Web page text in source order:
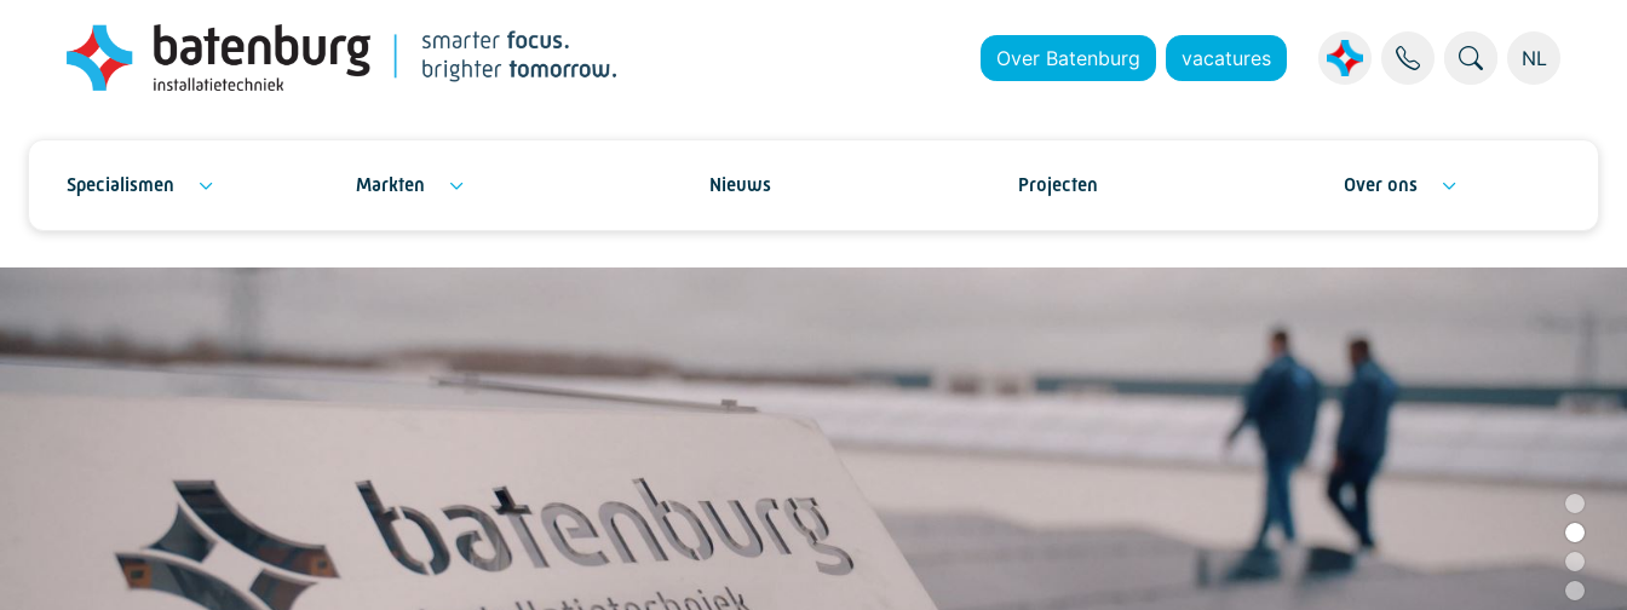
Over Batenburg vacatures NL
Specialismen Markten Nieuws Projecten Over ons